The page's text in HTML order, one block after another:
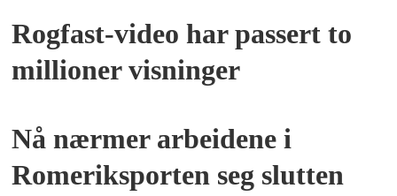
Rogfast-video har passert to
millioner visninger
Nå nærmer arbeidene i
Romeriksporten seg slutten